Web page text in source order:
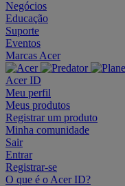
Negócios
Educação
Suporte
Eventos
Marcas Acer
Acer ID
Meu perfil
Meus produtos
Registrar um produto
Minha comunidade
Sair
Entrar
Registrar-se
O que é o Acer ID?